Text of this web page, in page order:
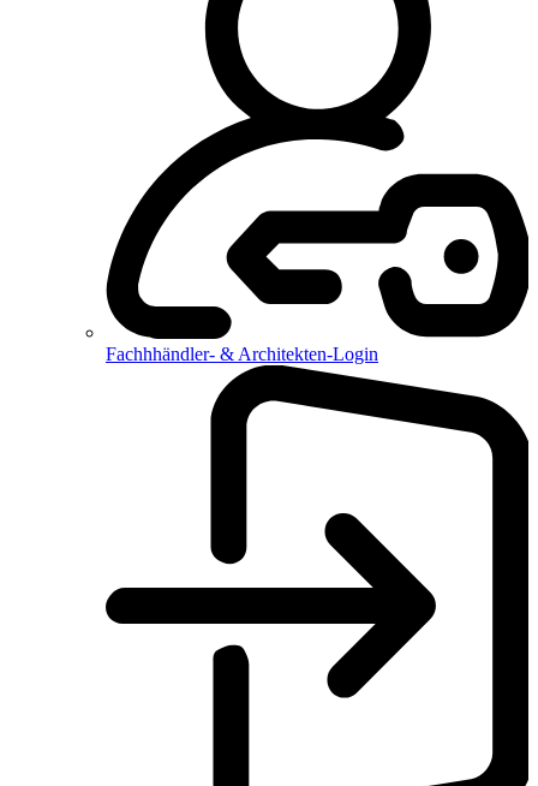
Fachhhändler- & Architekten-Login